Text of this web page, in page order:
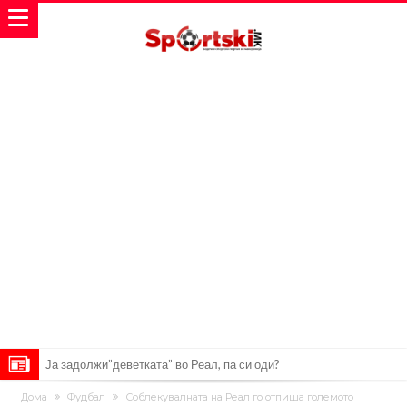
Нема ништо од Алварес! Деко и Флик веќе го “активираа”
Дома Фудбал
Соблекувалната на Реал го отпиша големото